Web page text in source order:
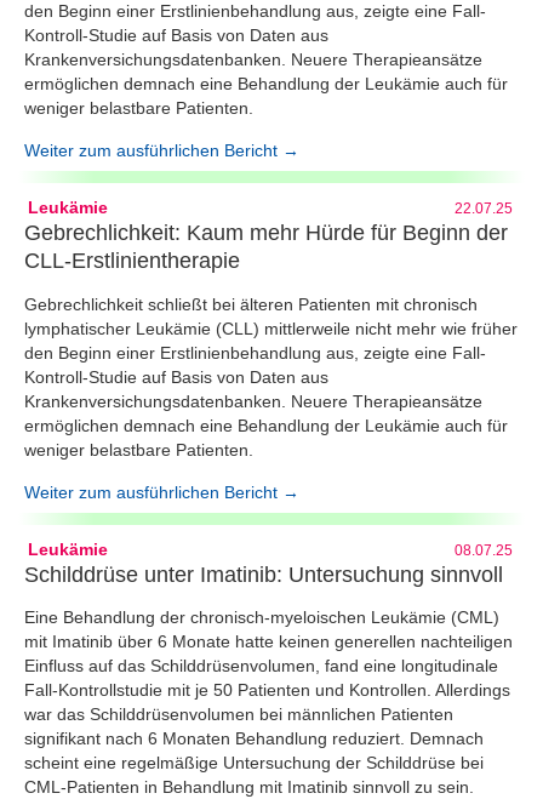
den Beginn einer Erstlinienbehandlung aus, zeigte eine Fall-
Kontroll-Studie auf Basis von Daten aus
Krankenversichungsdatenbanken. Neuere Therapieansätze
ermöglichen demnach eine Behandlung der Leukämie auch für
weniger belastbare Patienten.
Weiter zum ausführlichen Bericht →
Leukämie 22.07.25
Gebrechlichkeit: Kaum mehr Hürde für Beginn der
CLL-Erstlinientherapie
Gebrechlichkeit schließt bei älteren Patienten mit chronisch
lymphatischer Leukämie (CLL) mittlerweile nicht mehr wie früher
den Beginn einer Erstlinienbehandlung aus, zeigte eine Fall-
Kontroll-Studie auf Basis von Daten aus
Krankenversichungsdatenbanken. Neuere Therapieansätze
ermöglichen demnach eine Behandlung der Leukämie auch für
weniger belastbare Patienten.
Weiter zum ausführlichen Bericht →
Leukämie 08.07.25
Schilddrüse unter Imatinib: Untersuchung sinnvoll
Eine Behandlung der chronisch-myeloischen Leukämie (CML)
mit Imatinib über 6 Monate hatte keinen generellen nachteiligen
Einfluss auf das Schilddrüsenvolumen, fand eine longitudinale
Fall-Kontrollstudie mit je 50 Patienten und Kontrollen. Allerdings
war das Schilddrüsenvolumen bei männlichen Patienten
signifikant nach 6 Monaten Behandlung reduziert. Demnach
scheint eine regelmäßige Untersuchung der Schilddrüse bei
CML-Patienten in Behandlung mit Imatinib sinnvoll zu sein.